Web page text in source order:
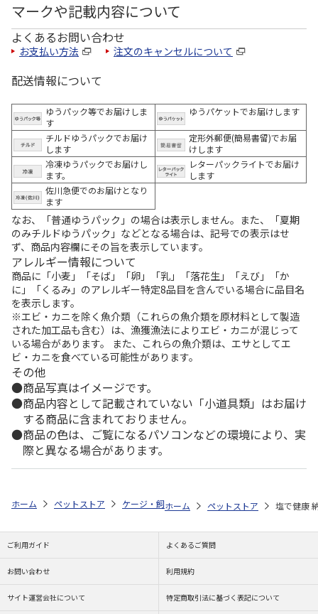
マークや記載内容について
よくあるお問い合わせ
お支払い方法 注文のキャンセルについて
配送情報について
ゆうパック等でお届けしま
す
ゆうパケットでお届けします
チルドゆうパックでお届け
します
定形外郵便(簡易書留)でお届
けします
冷凍ゆうパックでお届けし
ます。
レターパックライトでお届け
します
佐川急便でのお届けとなり
ます
なお、「普通ゆうパック」の場合は表示しません。また、「夏期
のみチルドゆうパック」などとなる場合は、記号での表示はせ
ず、商品内容欄にその旨を表示しています。
アレルギー情報について
商品に「小麦」「そば」「卵」「乳」「落花生」「えび」「か
に」「くるみ」のアレルギー特定8品目を含んでいる場合に品目名
を表示します。
※エビ・カニを除く魚介類（これらの魚介類を原材料として製造
された加工品も含む）は、漁獲漁法によりエビ・カニが混じって
いる場合があります。 また、これらの魚介類は、エサとしてエ
ビ・カニを食べている可能性があります。
その他
商品写真はイメージです。
商品内容として記載されていない「小道具類」はお届け
する商品に含まれておりません。
商品の色は、ご覧になるパソコンなどの環境により、実
際と異なる場合があります。
ホーム ペットストア ケージ・飼育その他用品 ポンプ・水質管理（
ホーム ペットストア 塩で健康
ご利用ガイド よくあるご質問
お問い合わせ 利用規約
サイト運営会社について 特定商取引法に基づく表記について